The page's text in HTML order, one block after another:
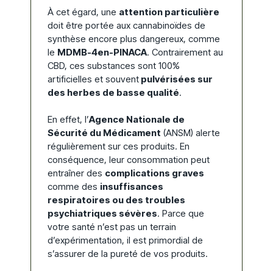
À cet égard, une attention particulière
doit être portée aux cannabinoïdes de
synthèse encore plus dangereux, comme
le MDMB-4en-PINACA. Contrairement au
CBD, ces substances sont 100%
artificielles et souvent pulvérisées sur
des herbes de basse qualité.
En effet, l’Agence Nationale de
Sécurité du Médicament (ANSM) alerte
régulièrement sur ces produits. En
conséquence, leur consommation peut
entraîner des complications graves
comme des insuffisances
respiratoires ou des troubles
psychiatriques sévères. Parce que
votre santé n’est pas un terrain
d’expérimentation, il est primordial de
s’assurer de la pureté de vos produits.